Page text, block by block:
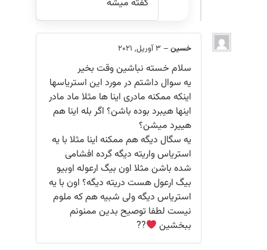
خسین–3 آوریل, 2021
سلام خسته نباشین وقت بخیر
یه سوال داشتم در مورد این استریاسها
اینکه ممکنه مادری اینا ها مثلا ماد مادر
اینها هیبرد بوده باشن؟ اگر بله اینا هم
یه سگال دیگه هم ممکنه اینا مثلا با یه
استریاس واریته دیگه گرده افشامی
شده باشن مثلا اون بیگ ارعوله اوبیو
بیگ ارعول هست دریته دیگه؟ اون با یه
استریاس دیگه ولی شبیه هم که ملوم
نیست لطفا توصیح بدین ممنونم